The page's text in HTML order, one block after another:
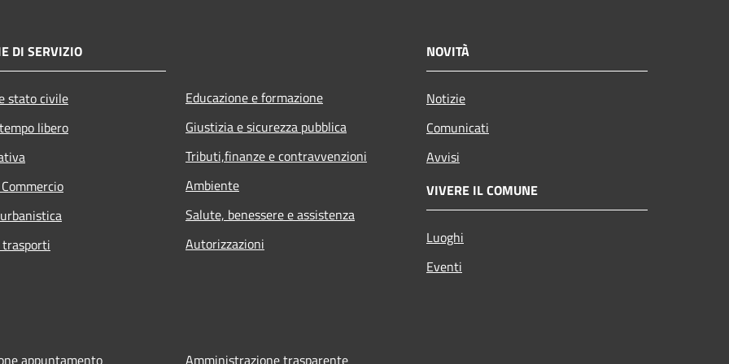
DI SERVIZIO
stato civile
libero
Educazione e formazione
Giustizia e sicurezza pubblica
Tributi,finanze e contravvenzioni
Ambiente
Salute, benessere e assistenza
Autorizzazioni
NOVITÀ
Notizie
Comunicati
Avvisi
VIVERE IL COMUNE
Luoghi
Eventi
appuntamento Amministrazione trasparente